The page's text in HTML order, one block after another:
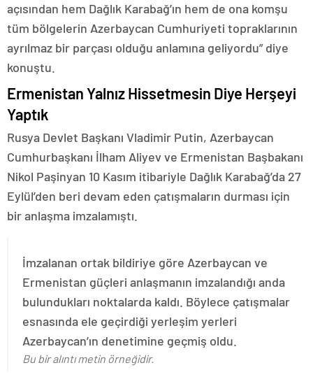
açısından hem Dağlık Karabağ’ın hem de ona komşu
tüm bölgelerin Azerbaycan Cumhuriyeti topraklarının
ayrılmaz bir parçası olduğu anlamına geliyordu” diye
konuştu.
Ermenistan Yalnız Hissetmesin Diye Herşeyi
Yaptık
Rusya Devlet Başkanı Vladimir Putin, Azerbaycan
Cumhurbaşkanı İlham Aliyev ve Ermenistan Başbakanı
Nikol Paşinyan 10 Kasım itibariyle Dağlık Karabağ’da 27
Eylül’den beri devam eden çatışmaların durması için
bir anlaşma imzalamıştı.
İmzalanan ortak bildiriye göre Azerbaycan ve
Ermenistan güçleri anlaşmanın imzalandığı anda
bulundukları noktalarda kaldı. Böylece çatışmalar
esnasında ele geçirdiği yerleşim yerleri
Azerbaycan’ın denetimine geçmiş oldu.
Bu bir alıntı metin örneğidir.